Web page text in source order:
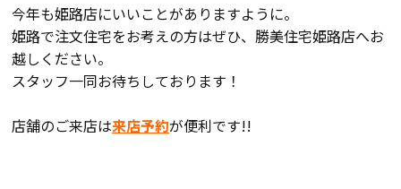
検査・アフターメンテナンス
家づくりのスケジュール
今年も姫路店にいいことがありますように。
姫路で注文住宅をお考えの方はぜひ、勝美住宅姫路店へお
越しください。
スタッフ一同お待ちしております！
店舗のご来店は来店予約が便利です!!